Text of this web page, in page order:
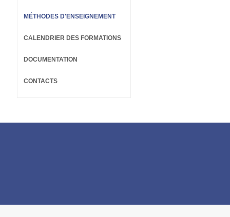
MÉTHODES D'ENSEIGNEMENT
CALENDRIER DES FORMATIONS
DOCUMENTATION
CONTACTS